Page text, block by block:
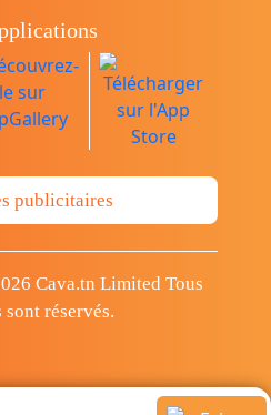
publicitaires
Cava.tn Limited Tous
réservés.